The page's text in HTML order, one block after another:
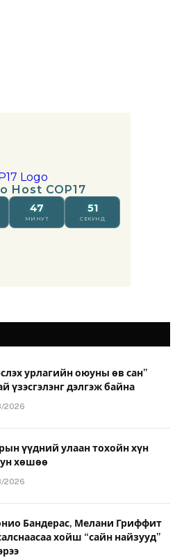
урлагийн оюуны өв сан”
үзэсгэлэнг дэлгэж байна
2026
үүдний улаан тохойн хүн
хөшөө
2026
Бандерас, Мелани Гриффит
хойш “сайн найзууд”